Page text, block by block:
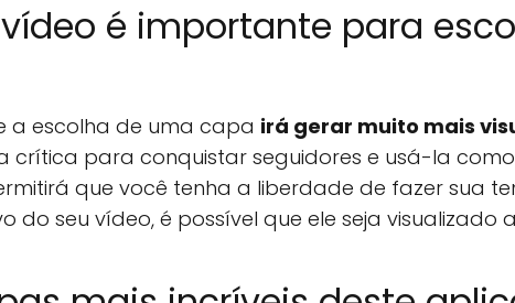
é importante para
a escolha de uma capa irá gerar muito mais
crítica para conquistar seguidores e usá-la
que você tenha a liberdade de fazer sua
do seu vídeo, é possível que ele seja visualizado